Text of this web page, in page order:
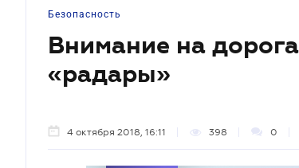
Безопасность
Внимание на
«радары»
4 октября 2018, 16:11 398 0